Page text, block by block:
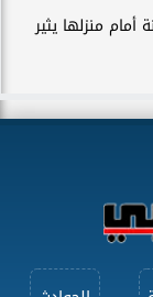
منزلها يثير